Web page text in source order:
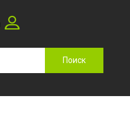
Поиск